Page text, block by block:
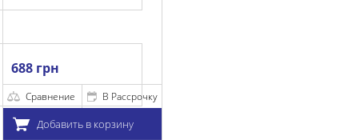
В Рассрочку
в корзину